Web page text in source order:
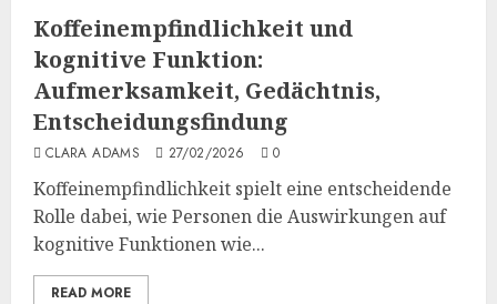
Koffeinempfindlichkeit und
kognitive Funktion:
Aufmerksamkeit, Gedächtnis,
Entscheidungsfindung
CLARA ADAMS 27/02/2026 0
Koffeinempfindlichkeit spielt eine entscheidende
Rolle dabei, wie Personen die Auswirkungen auf
kognitive Funktionen wie...
READ MORE